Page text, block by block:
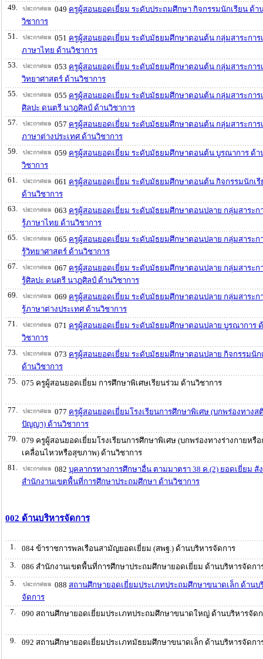
49. 049 ครูผู้สอนยอดเยี่ยม ระดับประถมศึกษา กิจกรรมนักเรียน ด้า
วิชาการ
51.
051 ครูผู้สอนยอดเยี่ยม ระดับมัธยมศึกษาตอนต้น กลุ่มสาระการ
ภาษาไทย ด้านวิชาการ
53.
053 ครูผู้สอนยอดเยี่ยม ระดับมัธยมศึกษาตอนต้น กลุ่มสาระการ
วิทยาศาสตร์ ด้านวิชาการ
55.
055 ครูผู้สอนยอดเยี่ยม ระดับมัธยมศึกษาตอนต้น กลุ่มสาระการ
ศิลปะ ดนตรี นาฎศิลป์ ด้านวิชาการ
57.
057 ครูผู้สอนยอดเยี่ยม ระดับมัธยมศึกษาตอนต้น กลุ่มสาระการ
ภาษาต่างประเทศ ด้านวิชาการ
59.
059 ครูผู้สอนยอดเยี่ยม ระดับมัธยมศึกษาตอนต้น บูรณาการ ด้า
วิชาการ
61.
061 ครูผู้สอนยอดเยี่ยม ระดับมัธยมศึกษาตอนต้น กิจกรรมนักเรี
ด้านวิชาการ
63.
063 ครูผู้สอนยอดเยี่ยม ระดับมัธยมศึกษาตอนปลาย กลุ่มสาระก
รู้ภาษาไทย ด้านวิชาการ
65.
065 ครูผู้สอนยอดเยี่ยม ระดับมัธยมศึกษาตอนปลาย กลุ่มสาระก
รู้วิทยาศาสตร์ ด้านวิชาการ
67.
067 ครูผู้สอนยอดเยี่ยม ระดับมัธยมศึกษาตอนปลาย กลุ่มสาระก
รู้ศิลปะ ดนตรี นาฏศิลป์ ด้านวิชาการ
69.
069 ครูผู้สอนยอดเยี่ยม ระดับมัธยมศึกษาตอนปลาย กลุ่มสาระก
รู้ภาษาต่างประเทศ ด้านวิชาการ
71.
071 ครูผู้สอนยอดเยี่ยม ระดับมัธยมศึกษาตอนปลาย บูรณาการ
วิชาการ
73.
073 ครูผู้สอนยอดเยี่ยม ระดับมัธยมศึกษาตอนปลาย กิจกรรมนัก
ด้านวิชาการ
75.
075 ครูผู้สอนยอดเยี่ยม การศึกษาพิเศษเรียนร่วม ด้านวิชาการ
77. 077 ครูผู้สอนยอดเยี่ยมโรงเรียนการศึกษาพิเศษ (บกพร่องทางส
ปัญญา) ด้านวิชาการ
79.
079 ครูผู้สอนยอดเยี่ยมโรงเรียนการศึกษาพิเศษ (บกพร่องทางร่างกายหรือ
เคลื่อนไหวหรือสุขภาพ) ด้านวิชาการ
81.
082 บุคลากรทางการศึกษาอื่น ตามมาตรา 38 ค.(2) ยอดเยี่ยม สั
สำนักงานเขตพื้นที่การศึกษาประถมศึกษา ด้านวิชาการ
002 ด้านบริหารจัดการ
1.
084 ข้าราชการพลเรือนสามัญยอดเยี่ยม (สพฐ.) ด้านบริหารจัดการ
3.
086 สำนักงานเขตพื้นที่การศึกษาประถมศึกษายอดเยี่ยม ด้านบริหารจัดกา
5.
088 สถานศึกษายอดเยี่ยมประเภทประถมศึกษาขนาดเล็ก ด้านบ
จัดการ
7.
090 สถานศึกษายอดเยี่ยมประเภทประถมศึกษาขนาดใหญ่ ด้านบริหารจัด
9. 092 สถานศึกษายอดเยี่ยมประเภทมัธยมศึกษาขนาดเล็ก ด้านบริหารจัดกา